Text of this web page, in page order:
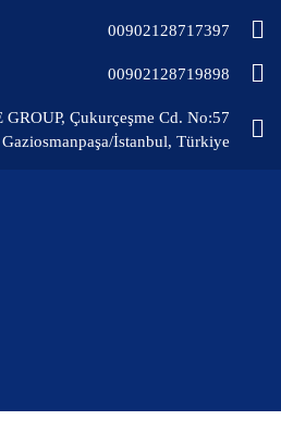
00902128717397
00902128719898
Çukurçeşme Cd. No:57
İstanbul, Türkiye